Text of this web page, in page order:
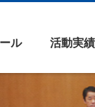
ル 活動実績